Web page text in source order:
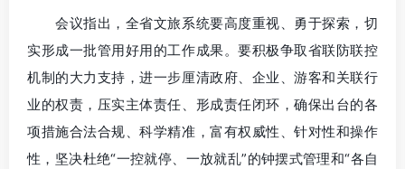
会议指出，全省文旅系统要高度重视、勇于探索，切
实形成一批管用好用的工作成果。要积极争取省联防联控
机制的大力支持，进一步厘清政府、企业、游客和关联行
业的权责，压实主体责任、形成责任闭环，确保出台的各
项措施合法合规、科学精准，富有权威性、针对性和操作
性，坚决杜绝“一控就停、一放就乱”的钟摆式管理和“各自